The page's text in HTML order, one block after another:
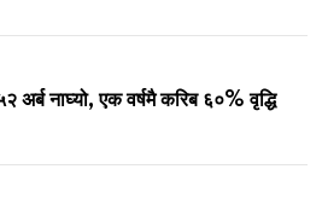
अर्ब नाघ्यो, एक वर्षमै करिब ६०% वृद्धि